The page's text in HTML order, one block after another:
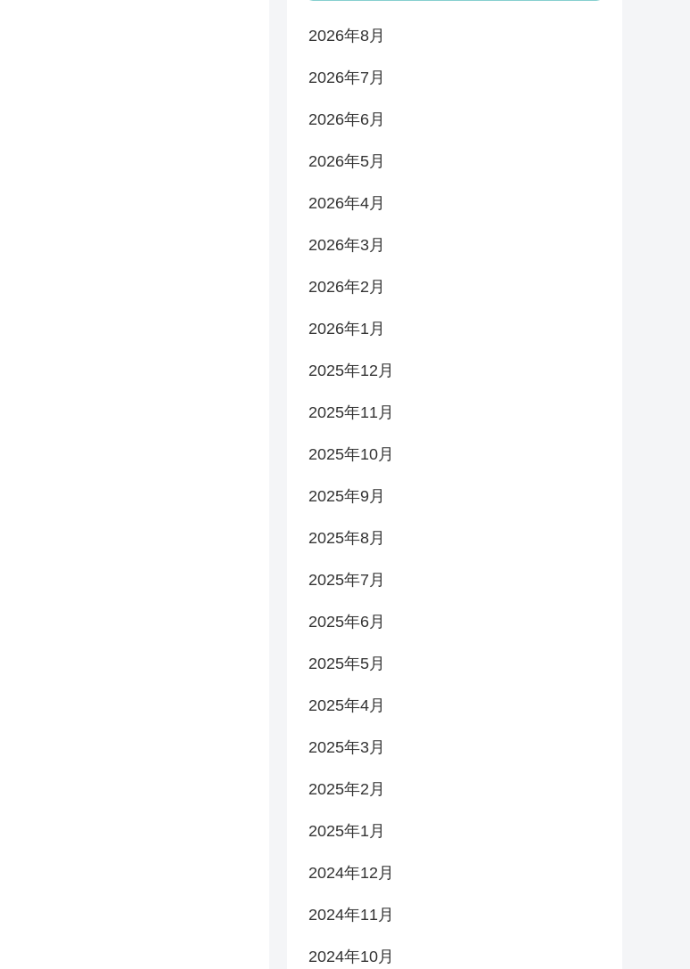
2026年8月
2026年7月
2026年6月
2026年5月
2026年4月
2026年3月
2026年2月
2026年1月
2025年12月
2025年11月
2025年10月
2025年9月
2025年8月
2025年7月
2025年6月
2025年5月
2025年4月
2025年3月
2025年2月
2025年1月
2024年12月
2024年11月
2024年10月